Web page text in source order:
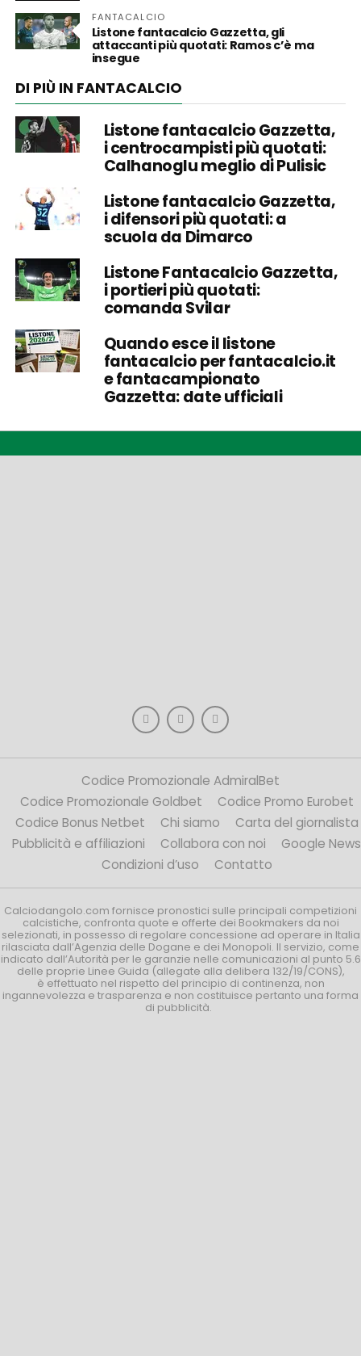
FANTACALCIO
Listone fantacalcio Gazzetta, gli
attaccanti più quotati: Ramos c’è ma
insegue
DI PIÙ IN FANTACALCIO
Listone fantacalcio Gazzetta,
i centrocampisti più quotati:
Calhanoglu meglio di Pulisic
Listone fantacalcio Gazzetta,
i difensori più quotati: a
scuola da Dimarco
Listone Fantacalcio Gazzetta,
i portieri più quotati:
comanda Svilar
Quando esce il listone
fantacalcio per fantacalcio.it
e fantacampionato
Gazzetta: date ufficiali
Codice Promozionale AdmiralBet
Codice Promozionale Goldbet
Codice Promo Eurobet
Codice Bonus Netbet
Chi siamo
Carta del giornalista
Pubblicità e affiliazioni
Collabora con noi
Google News
Condizioni d’uso
Contatto
Calciodangolo.com fornisce pronostici sulle principali competizioni
calcistiche, confronta quote e offerte dei Bookmakers da noi
selezionati, in possesso di regolare concessione ad operare in Italia
rilasciata dall’Agenzia delle Dogane e dei Monopoli. Il servizio, come
indicato dall’Autorità per le garanzie nelle comunicazioni al punto 5.6
delle proprie Linee Guida (allegate alla delibera 132/19/CONS),
è effettuato nel rispetto del principio di continenza, non
ingannevolezza e trasparenza e non costituisce pertanto una forma
di pubblicità.